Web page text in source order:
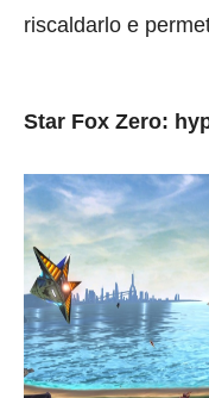
riscaldarlo e
Star Fox Zero: